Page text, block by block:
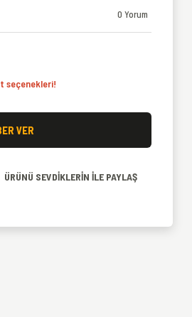
0 Yorum
seçenekleri!
VER
ÜRÜNÜ SEVDİKLERİN İLE PAYLAŞ